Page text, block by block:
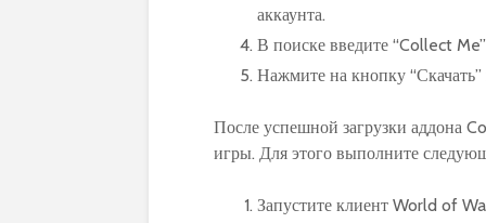
аккаунта.
В поиске введите “Collect
Нажмите на кнопку “Скачать”
После успешной загрузки аддона
игры. Для этого выполните
Запустите клиент World of